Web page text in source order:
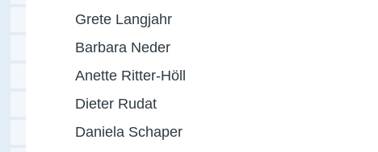
Grete Langjahr
Barbara Neder
Anette Ritter-Höll
Dieter Rudat
Daniela Schaper